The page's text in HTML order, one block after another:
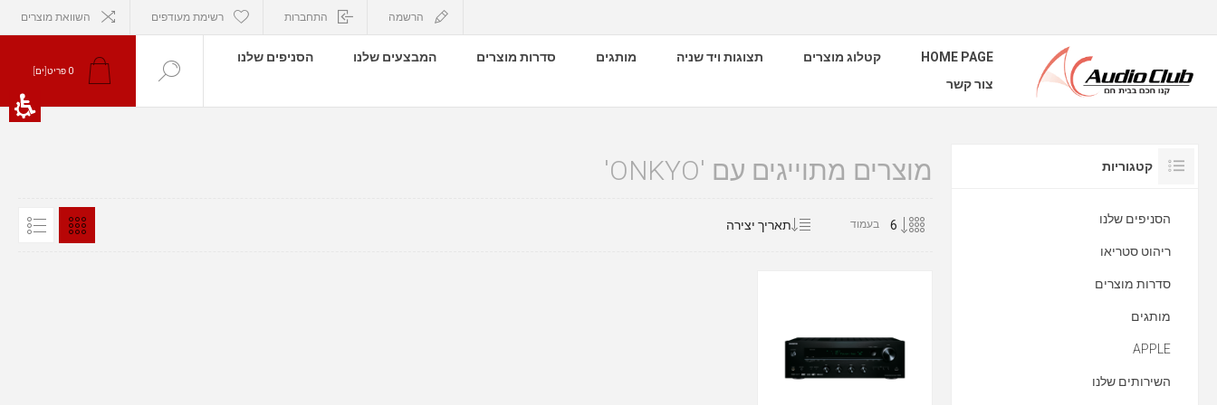
הרשמה התחברות רשימת מעודפים השוואת מוצרים
HOME PAGE קטלוג מוצרים תצוגות ויד שניה מותגים סדרות מוצרים המבצעים שלנו
הסניפים שלנו
צור קשר
0 פריט[ים]
מוצרים מתוייגים עם 'ONKYO'
בעמוד
קטגוריות
הסניפים שלנו
ריהוט סטריאו
סדרות מוצרים
מותגים
APPLE
השירותים שלנו